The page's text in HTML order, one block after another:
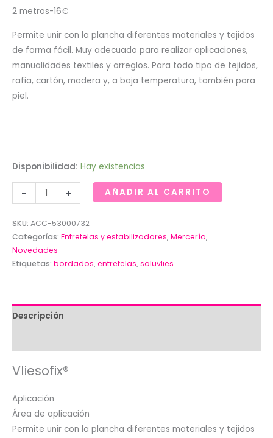
2 metros-16€
Permite unir con la plancha diferentes materiales y tejidos
de forma fácil. Muy adecuado para realizar aplicaciones,
manualidades textiles y arreglos. Para todo tipo de tejidos,
rafia, cartón, madera y, a baja temperatura, también para
piel.
Disponibilidad: Hay existencias
-
Vliesofix
cantidad
+ AÑADIR AL CARRITO
SKU: ACC-53000732
Categorías: Entretelas y estabilizadores,Mercería,
Novedades
Etiquetas: bordados,entretelas,soluvlies
Descripción
Vliesofix®
Aplicación
Área de aplicación
Permite unir con la plancha diferentes materiales y tejidos